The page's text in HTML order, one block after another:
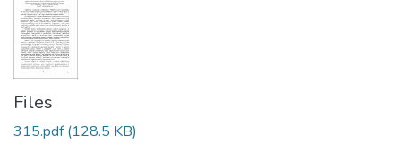
Files
315.pdf(128.5 KB)